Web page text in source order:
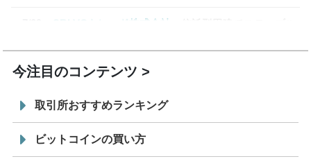
7/29
SBI VCトレード株式会社
信託型円建てステーブル
今注目のコンテンツ
取引所おすすめランキング
ビットコインの買い方